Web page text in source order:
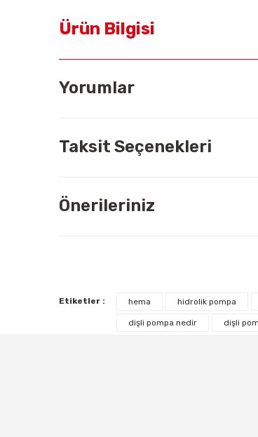
Ürün Bilgisi
Yorumlar
Taksit Seçenekleri
Önerileriniz
Etiketler : hema hidrolik pompa
dişli pompa nedir dişli